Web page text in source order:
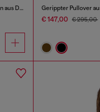
Cardigan mit Reißverschluss und Cargotaschen aus Denim Gerippter Pullover
€ 147,00 € 295,00